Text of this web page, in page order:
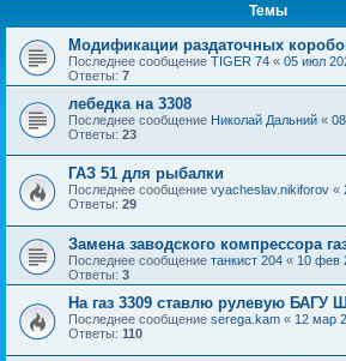
Темы
Модификации раздаточных
Последнее сообщение TIGER 74 « 05 июл
Ответы: 7
лебедка на 3308
Последнее сообщение Николай Дальний «
Ответы: 23
ГАЗ 51 для рыбалки
Последнее сообщение vyacheslav.nikiforov «
Ответы: 29
Замена заводского компрессора
Последнее сообщение танкист 204 « 10 фев
Ответы: 3
На газ 3309 ставлю рулевую БАГУ
Последнее сообщение serega.kam « 12 мар
Ответы: 110